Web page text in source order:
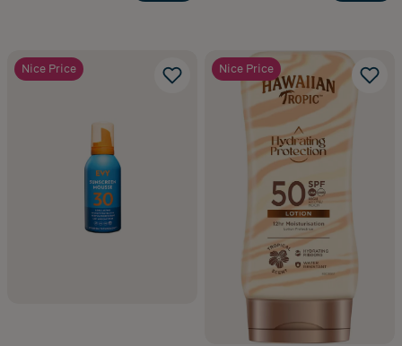
Nice Price Nice Price